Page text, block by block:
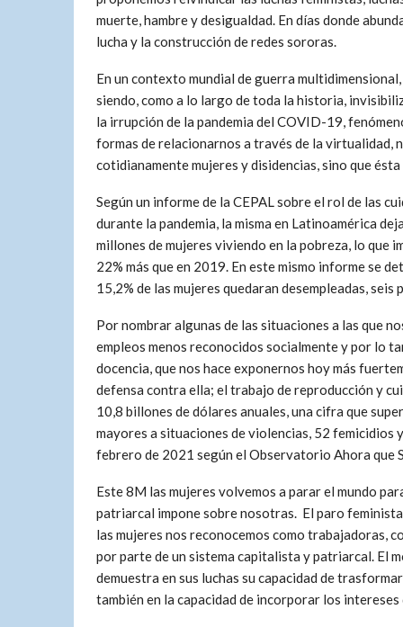
muerte, hambre y desigualdad. En días donde
lucha y la construcción de redes sororas.
En un contexto mundial de guerra
siendo, como a lo largo de toda la historia,
la irrupción de la pandemia del COVID-19,
formas de relacionarnos a través de la virtualidad,
cotidianamente mujeres y disidencias, sino que
Según un informe de la CEPAL sobre el rol de las
durante la pandemia, la misma en Latinoamérica
millones de mujeres viviendo en la pobreza, lo que
22% más que en 2019. En este mismo informe se
15,2% de las mujeres quedaran desempleadas, seis
Por nombrar algunas de las situaciones a las que
empleos menos reconocidos socialmente y por lo
docencia, que nos hace exponernos hoy más
defensa contra ella; el trabajo de reproducción y
10,8 billones de dólares anuales, una cifra que
mayores a situaciones de violencias, 52
febrero de 2021 según el Observatorio Ahora que
Este 8M las mujeres volvemos a parar el mundo
patriarcal impone sobre nosotras. El paro
las mujeres nos reconocemos como trabajadoras,
por parte de un sistema capitalista y patriarcal. El
demuestra en sus luchas su capacidad de
también en la capacidad de incorporar los